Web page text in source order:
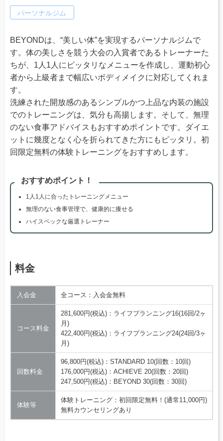
パーソナルジム
BEYONDは、“美しい体”を実現するパーソナルジムで
す。体の美しさを競う大会の入賞者であるトレーナーた
ちが、1人1人にピッタリなメニューを作成し、運動初心
者から上級者まで幅広いボディメイクに対応してくれま
す。
洗練された開放感のあるシンプルかつ上品な内装の施設
でのトレーニングは、気分も高揚します。そして、無理
のない食事アドバイスもおすすめポイントです。ダイエ
ットに幾度となく心を折られてきた方にもピッタリ。初
回限定無料の体験トレーニングをおすすめします。
おすすめポイント！
1人1人に合ったトレーニングメニュー
無理のない食事管理で、健康的に痩せる
ハイスペックな厳選トレーナー
料金
入会金 全コース：入会金無料
コース料金
281,600円(税込)：ライフプランニング16(16回/2ヶ
月)
422,400円(税込)：ライフプランニング24(24回/3ヶ
月)
回数料金
96,800円(税込)：STANDARD 10(回数：10回)
176,000円(税込)：ACHIEVE 20(回数：20回)
247,500円(税込)：BEYOND 30(回数：30回)
体験等
体験トレーニング：初回限定無料！(通常11,000円)
無料カウンセリングあり